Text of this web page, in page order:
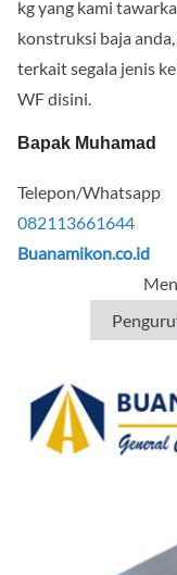
kg yang kami
konstruksi baja
terkait segala jenis
WF disini.
Bapak Muhamad
Telepon/Whatsapp
082113661644
Buanamikon.co.id